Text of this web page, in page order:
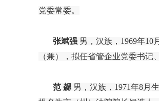
党委常委。
张斌强 男，汉族， 1969年10
（兼），拟任省管企业党委书记
范 勰 男，汉族， 1971年8月